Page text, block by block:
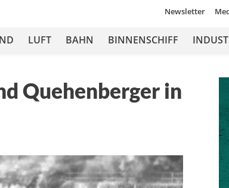
Newsletter
LUFT BAHN BINNENSCHIFF
Quehenberger in